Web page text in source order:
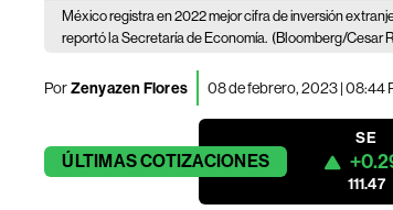
México registra en 2022 mejor cifra de inversión
reportó la Secretaría de Economía. (Bloomberg/Cesar
PorZenyazen Flores 08 de febrero, 2023 | 08:44
ÚLTIMASCOTIZACIONES
SE
111.47